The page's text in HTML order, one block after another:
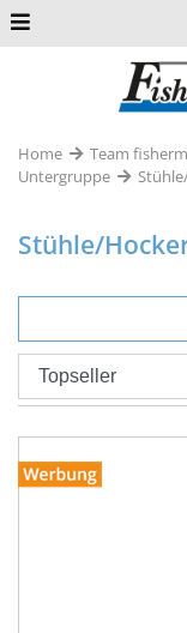
Home Team
Untergruppe
Stühle/